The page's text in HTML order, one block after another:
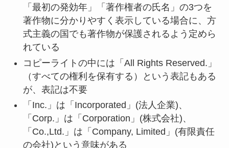
「最初の発効年」「著作権者の氏名」の3つを
著作物に分かりやすく表示している場合に、方
式主義の国でも著作物が保護されるよう定めら
れている
コピーライトの中には「All Rights Reserved.」
（すべての権利を保有する）という表記もある
が、表記は不要
「Inc.」は「Incorporated」(法人企業)、
「Corp.」は「Corporation」(株式会社)、
「Co.,Ltd.」は「Company, Limited」(有限責任
の会社)という意味がある